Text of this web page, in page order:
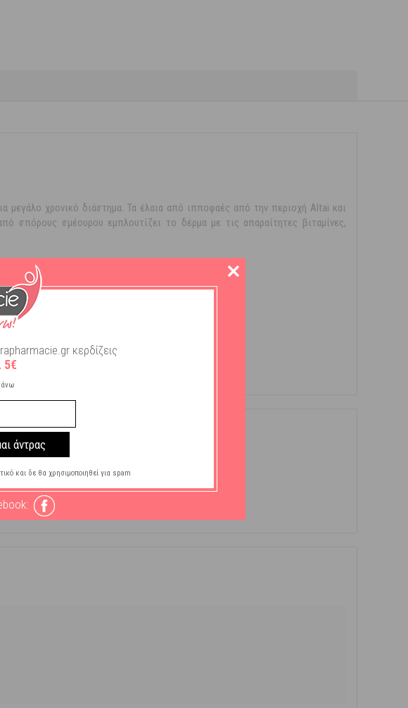
μεγάλο χρονικό διάστημα. Τα έλαια από ιπποφαές από την περιοχή Altai και
σπόρους σμέουρου εμπλουτίζει το δέρμα με τις απαραίτητες βιταμίνες,
Mineral Oils.
κερδίζεις
5€
άνω
άντρας
και δε θα χρησιμοποιηθεί για spam